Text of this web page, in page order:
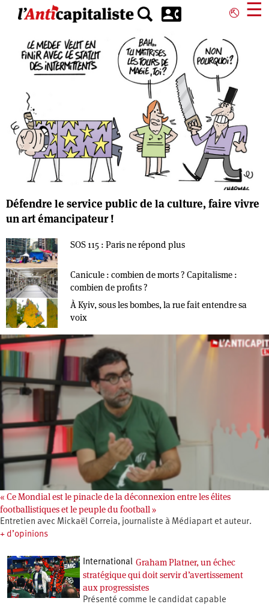
principal
⎋ ☰
Défendre le service public de la culture, faire vivre
un art émancipateur !
SOS 115 : Paris ne répond plus
Canicule : combien de morts ? Capitalisme :
combien de profits ?
À Kyiv, sous les bombes, la rue fait entendre sa
voix
« Ce Mondial est le pinacle de la déconnexion entre les élites
footballistiques et le peuple du football »
Entretien avec Mickaël Correia, journaliste à Médiapart et auteur.
+ d’opinions
International Graham Platner, un échec
stratégique qui doit servir d’avertissement
aux progressistes
Présenté comme le candidat capable